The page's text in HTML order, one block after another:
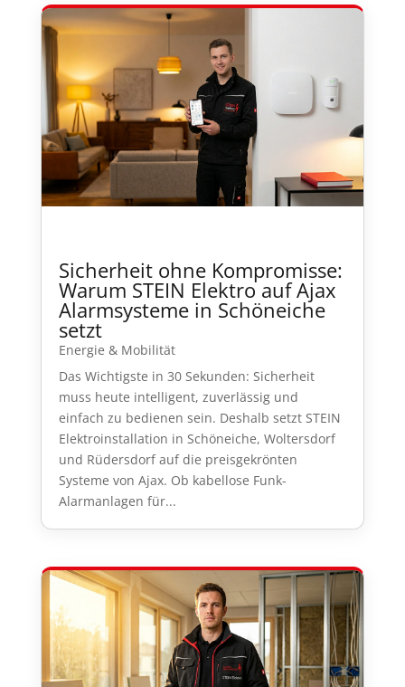
Sicherheit ohne Kompromisse:
Warum STEIN Elektro auf Ajax
Alarmsysteme in Schöneiche
setzt
Energie & Mobilität
Das Wichtigste in 30 Sekunden: Sicherheit
muss heute intelligent, zuverlässig und
einfach zu bedienen sein. Deshalb setzt STEIN
Elektroinstallation in Schöneiche, Woltersdorf
und Rüdersdorf auf die preisgekrönten
Systeme von Ajax. Ob kabellose Funk-
Alarmanlagen für...